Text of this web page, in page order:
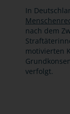
In
nach dem
motivierten
verfolgt.